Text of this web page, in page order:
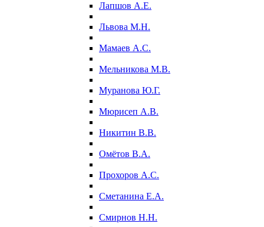
Лапшов А.Е.
Львова М.Н.
Мамаев А.С.
Мельникова М.В.
Муранова Ю.Г.
Мюрисеп А.В.
Никитин В.В.
Омётов В.А.
Прохоров А.С.
Сметанина Е.А.
Смирнов Н.Н.